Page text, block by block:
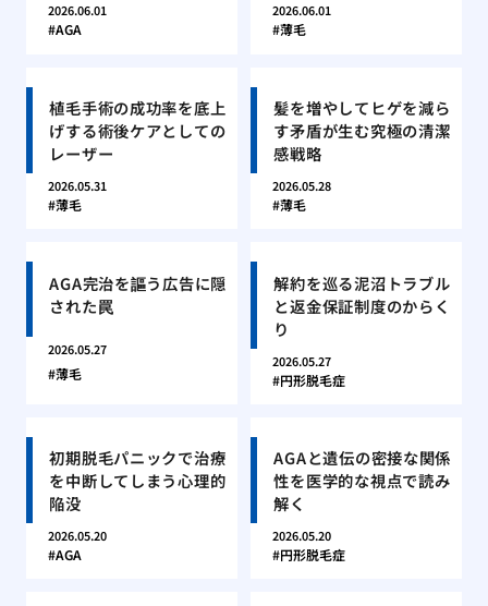
2026.06.01
AGA
2026.06.01
薄毛
植毛手術の成功率を底上
げする術後ケアとしての
レーザー
2026.05.31
薄毛
髪を増やしてヒゲを減ら
す矛盾が生む究極の清潔
感戦略
2026.05.28
薄毛
AGA完治を謳う広告に隠
された罠
2026.05.27
薄毛
解約を巡る泥沼トラブル
と返金保証制度のからく
り
2026.05.27
円形脱毛症
初期脱毛パニックで治療
を中断してしまう心理的
陥没
2026.05.20
AGA
AGAと遺伝の密接な関係
性を医学的な視点で読み
解く
2026.05.20
円形脱毛症